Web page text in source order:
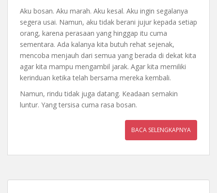
Aku bosan. Aku marah. Aku kesal. Aku ingin segalanya
segera usai. Namun, aku tidak berani jujur kepada setiap
orang, karena perasaan yang hinggap itu cuma
sementara. Ada kalanya kita butuh rehat sejenak,
mencoba menjauh dari semua yang berada di dekat kita
agar kita mampu mengambil jarak. Agar kita memiliki
kerinduan ketika telah bersama mereka kembali.
Namun, rindu tidak juga datang. Keadaan semakin
luntur. Yang tersisa cuma rasa bosan.
BACA SELENGKAPNYA